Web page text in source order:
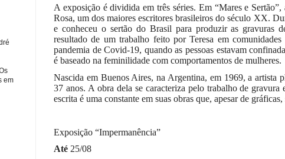
A exposição é dividida em três séries. Em “Mares e
Rosa, um dos maiores escritores brasileiros do século XX.
e conheceu o sertão do Brasil para produzir as gravuras
resultado de um trabalho feito por Teresa em
pandemia de Covid-19, quando as pessoas estavam
é baseado na feminilidade com comportamentos de mulheres.
Nascida em Buenos Aires, na Argentina, em 1969, a artista
37 anos. A obra dela se caracteriza pelo trabalho de gravura
escrita é uma constante em suas obras que, apesar de gráficas,
Exposição “Impermanência”
Até 25/08
em